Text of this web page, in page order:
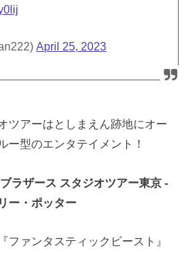
April 25, 2023
ツアーはとしまえん跡地にオー
ー型のエンタテイメント！
ラザース スタジオツアー東京 ‐
ー・ポッター
ファンタスティックビースト』